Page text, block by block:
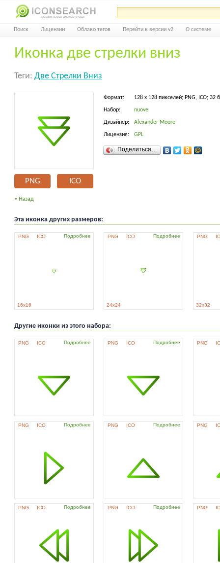
Поиск Лицензии Облако тегов Перейти к версии v2 О системе
Иконка две стрелки вниз
Теги: Две Стрелки Вниз
PNG ICO
Формат: 128 x 128 пикселей; PNG, ICO; 32
Набор: nuove
Дизайнер: Alexander Moore
Лицензия: GPL
Поделиться…
« Назад
Эта иконка других размеров:
PNG ICO Подробнее
16x16
PNG ICO Подробнее
24x24
PNG
32x32
Другие иконки из этого набора:
PNG ICO Подробнее PNG ICO Подробнее PNG
PNG ICO Подробнее PNG ICO Подробнее PNG
PNG ICO Подробнее PNG ICO Подробнее PNG